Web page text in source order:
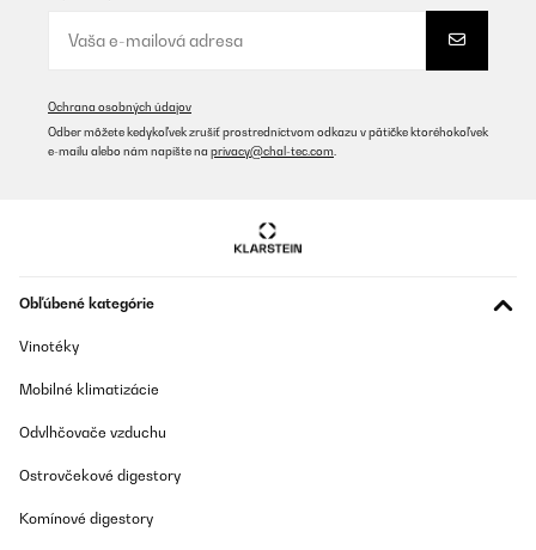
Ochrana osobných údajov
Odber môžete kedykoľvek zrušiť prostredníctvom odkazu v pätičke ktoréhokoľvek
e-mailu alebo nám napíšte na privacy@chal-tec.com
Obľúbené kategórie
Vinotéky
Mobilné klimatizácie
Odvlhčovače vzduchu
Ostrovčekové digestory
Komínové digestory